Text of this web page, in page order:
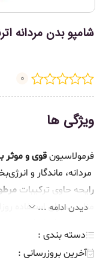
شامپو بدن مردانه
0
ویژگی ها
فرمولاسیونقوی و موثر
مردانه، ماندگار و
رایحه حاوی ترکیبات
مناسب برای استفاده
دیدن ادامه ...
دسته بندی :
آخرین بروزرسانی :